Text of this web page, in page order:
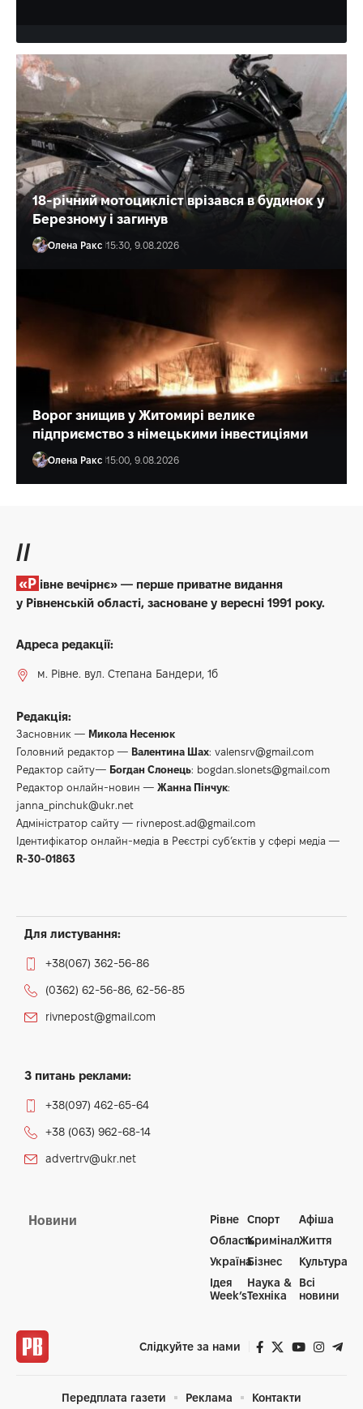
18-річний мотоцикліст врізався в будинок у
Березному і загинув
Олена Ракс 15:30, 9.08.2026
Ворог знищив у Житомирі велике
підприємство з німецькими інвестиціями
Олена Ракс 15:00, 9.08.2026
//
«Рівне вечірнє» — перше приватне видання
у Рівненській області, засноване у вересні 1991 року.
Адреса редакції:
м. Рівне. вул. Степана Бандери, 1б
Редакція:
Засновник — Микола Несенюк
Головний редактор — Валентина Шах: valensrv@gmail.com
Редактор сайту— Богдан Слонець: bogdan.slonets@gmail.com
Редактор онлайн-новин — Жанна Пінчук:
janna_pinchuk@ukr.net
Адміністратор сайту — rivnepost.ad@gmail.com
Ідентифікатор онлайн-медіа в Реєстрі суб’єктів у сфері медіа —
R-30-01863
Для листування:
+38(067) 362-56-86
(0362) 62-56-86, 62-56-85
rivnepost@gmail.com
З питань реклами:
+38(097) 462-65-64
+38 (063) 962-68-14
advertrv@ukr.net
Новини
Рівне
Область
Україна
Ідея
Week’s
Спорт
Кримінал
Бізнес
Наука &
Техніка
Афіша
Життя
Культура
Всі
новини
Слідкуйте за нами
Передплата газети Реклама Контакти